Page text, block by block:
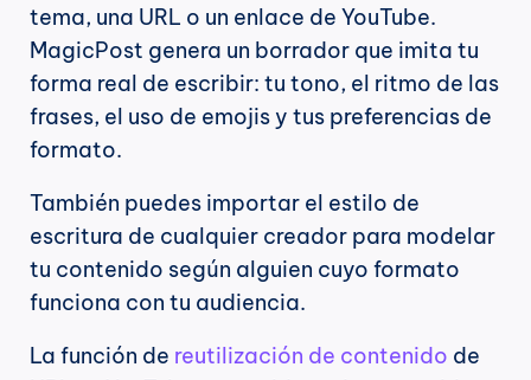
tema, una URL o un enlace de YouTube.
MagicPost genera un borrador que imita tu
forma real de escribir: tu tono, el ritmo de las
frases, el uso de emojis y tus preferencias de
formato.
También puedes importar el estilo de
escritura de cualquier creador para modelar
tu contenido según alguien cuyo formato
funciona con tu audiencia.
La función de reutilización de contenido de